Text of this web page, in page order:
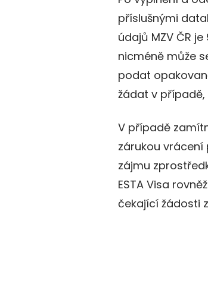
příslušnými
údajů MZV ČR
nicméně může
podat
žádat v
V případě
zárukou vrácení
zájmu
ESTA Visa
čekající žádosti